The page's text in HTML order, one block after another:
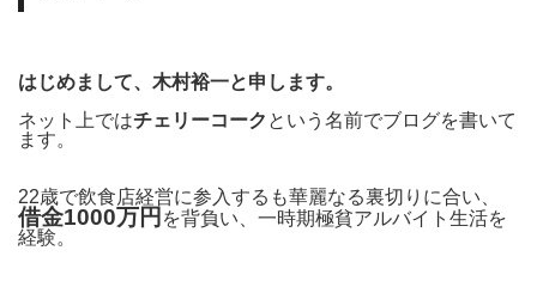
はじめまして、木村裕一と申します。
ネット上ではチェリーコーク という名前でブログを書いて
ます。
22歳で飲食店経営に参入するも華麗なる裏切りに合い、
借金1000万円 を背負い、一時期極貧アルバイト生活を
経験。